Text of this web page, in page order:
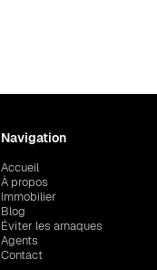
Navigation
Accueil
À propos
Immobilier
Blog
Éviter les arnaques
Agents
Contact